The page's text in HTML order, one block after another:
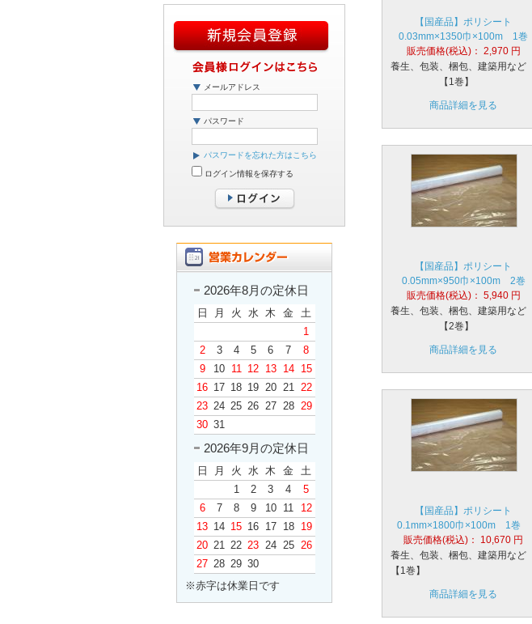
メールアドレス
パスワード
パスワードを忘れた方はこちら
ログイン情報を保存する
2026年8月の定休日
日 月 火 水 木 金
土
1
2
3 4 5 6 7
8
9
10 11 12 13 14
15
16 17 18 19 20 21
22
23 24 25 26 27 28
29
30 31
2026年9月の定休日
日 月 火 水 木 金
土
1
2 3 4
5
6
7 8 9 10 11
12
13 14 15 16 17 18
19
20 21 22 23 24 25
26
27 28 29 30
※赤字は休業日です
【国産品】ポリシート
0.03mm×1350巾×100m 1巻
販売価格(税込)： 2,970円
養生、包装、梱包、建築用など
【1巻】
商品詳細を見る
【国産品】ポリシート
0.05mm×950巾×100m 2巻
販売価格(税込)： 5,940円
養生、包装、梱包、建築用など
【2巻】
商品詳細を見る
【国産品】ポリシート
0.1mm×1800巾×100m 1巻
販売価格(税込)： 10,670 円
養生、包装、梱包、建築用など
【1巻】
商品詳細を見る